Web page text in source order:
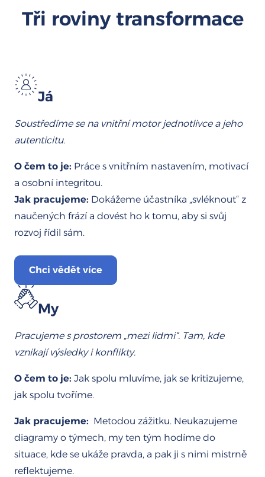
Tři roviny transformace
Já
Soustředíme se na vnitřní motorjednotlivce a jeho
autenticitu.
O čem to je: Práce s vnitřním nastavením, motivací
a osobní integritou.
Jak pracujeme: Dokážeme účastníka „svléknout“ z
naučených frází a dovést ho k tomu, aby si svůj
rozvoj řídil sám.
Chci vědět více
My
Pracujeme s prostorem „mezi lidmi“. Tam, kde
vznikají výsledky i konflikty.
O čem to je: Jak spolu mluvíme, jak se kritizujeme,
jak spolu tvoříme.
Jak pracujeme: Metodou zážitku. Neukazujeme
diagramy o týmech, my ten tým hodíme do
situace, kde se ukáže pravda, a pak ji s nimi mistrně
reflektujeme.